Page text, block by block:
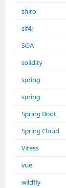
shiro
slf4j
SOA
solidity
spring
spring
Spring Boot
Spring Cloud
Vitess
vue
wildfly